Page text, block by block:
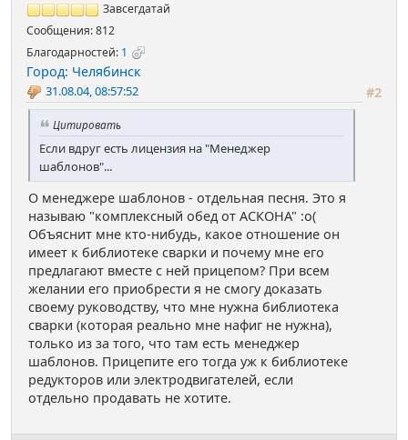
Завсегдатай
Сообщения: 812
Благодарностей: 1
Город: Челябинск
#2
31.08.04, 08:57:52
Цитировать
Если вдруг есть лицензия на "Менеджер
шаблонов"...
О менеджере шаблонов - отдельная песня. Это я
называю "комплексный обед от АСКОНА" :о(
Объяснит мне кто-нибудь, какое отношение он
имеет к библиотеке сварки и почему мне его
предлагают вместе с ней прицепом? При всем
желании его приобрести я не смогу доказать
своему руководству, что мне нужна библиотека
сварки (которая реально мне нафиг не нужна),
только из за того, что там есть менеджер
шаблонов. Прицепите его тогда уж к библиотеке
редукторов или электродвигателей, если
отдельно продавать не хотите.